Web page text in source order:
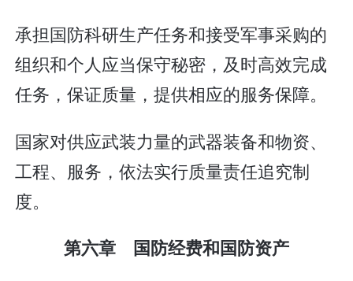
承担国防科研生产任务和接受军事采购的
组织和个人应当保守秘密，及时高效完成
任务，保证质量，提供相应的服务保障。
国家对供应武装力量的武器装备和物资、
工程、服务，依法实行质量责任追究制
度。
第六章 国防经费和国防资产